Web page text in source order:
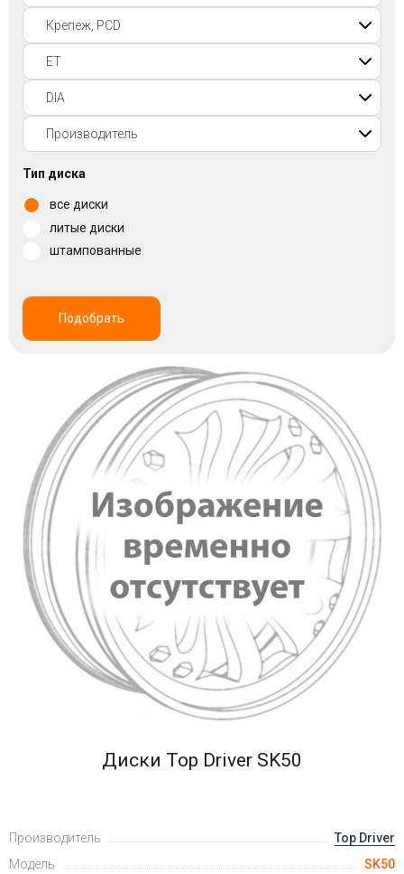
Войти на сайт
+7(812)317-
17-
52
Пн-
Вс:
Тип диска
все диски
литые диски
штампованные
Подобрать
Диски Top Driver SK50
Производитель
Top Driver
Модель
SK50